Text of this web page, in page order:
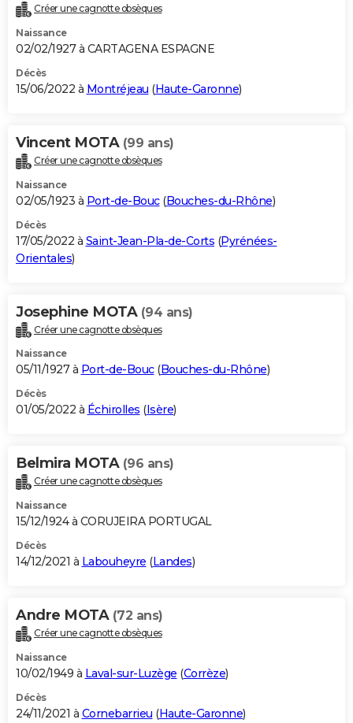
Créer une cagnotte obsèques
Naissance
02/02/1927 à CARTAGENA ESPAGNE
Décès
15/06/2022 à Montréjeau (Haute-Garonne)
Vincent MOTA (99 ans)
Créer une cagnotte obsèques
Naissance
02/05/1923 à Port-de-Bouc(Bouches-du-Rhône)
Décès
17/05/2022 à Saint-Jean-Pla-de-Corts (Pyrénées-
Orientales)
Josephine MOTA (94 ans)
Créer une cagnotte obsèques
Naissance
05/11/1927 à Port-de-Bouc(Bouches-du-Rhône)
Décès
01/05/2022 à Échirolles (Isère)
Belmira MOTA (96 ans)
Créer une cagnotte obsèques
Naissance
15/12/1924 à CORUJEIRA PORTUGAL
Décès
14/12/2021 à Labouheyre (Landes)
Andre MOTA (72 ans)
Créer une cagnotte obsèques
Naissance
10/02/1949 à Laval-sur-Luzège (Corrèze)
Décès
24/11/2021 à Cornebarrieu (Haute-Garonne)